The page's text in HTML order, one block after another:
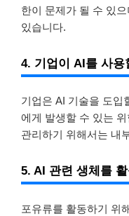
한이 문제가 될 수 있
있습니다.
4. 기업이 AI를 사용
기업은 AI 기술을 도입
에게 발생할 수 있는
관리하기 위해서는 내
5. AI 관련 생체를
포유류를 활동하기 위